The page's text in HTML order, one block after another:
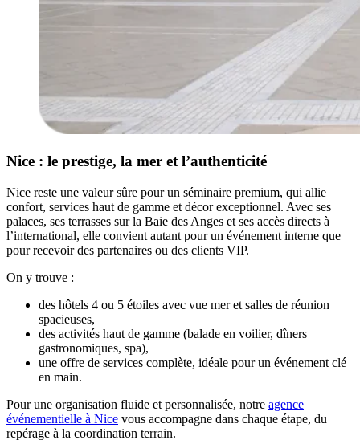
Nice : le prestige, la mer et l’authenticité
Nice reste une valeur sûre pour un séminaire premium, qui allie
confort, services haut de gamme et décor exceptionnel. Avec ses
palaces, ses terrasses sur la Baie des Anges et ses accès directs à
l’international, elle convient autant pour un événement interne que
pour recevoir des partenaires ou des clients VIP.
On y trouve :
des hôtels 4 ou 5 étoiles avec vue mer et salles de réunion
spacieuses,
des activités haut de gamme (balade en voilier, dîners
gastronomiques, spa),
une offre de services complète, idéale pour un événement clé
en main.
Pour une organisation fluide et personnalisée, notre agence
événementielle à Nice vous accompagne dans chaque étape, du
repérage à la coordination terrain.